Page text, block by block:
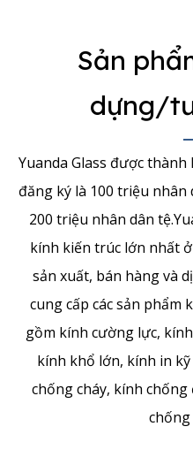
Sản
dựng/
Yuanda Glass được
đăng ký là 100 triệu
200 triệu nhân dân
kính kiến ​​trúc lớn nhất
sản xuất, bán hàng và
cung cấp các sản phẩm
gồm kính cường lực,
kính khổ lớn, kính in
chống cháy, kính
chống